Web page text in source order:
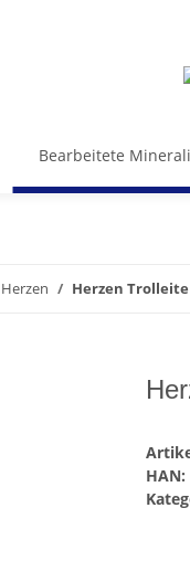
Bearbeitete
Herzen Herzen
HAN: